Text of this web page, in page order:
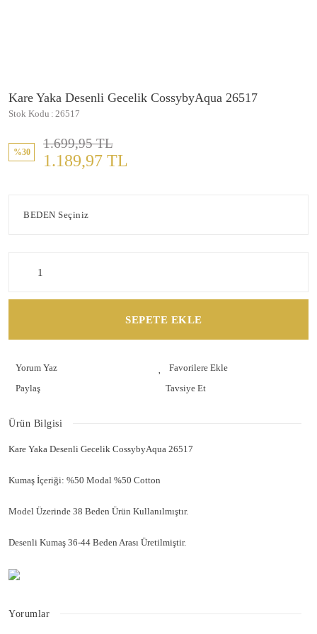
Kare Yaka Desenli Gecelik CossybyAqua 26517
Stok Kodu 26517
%30
1.699,95 TL
1.189,97 TL
SEPETE EKLE
Yorum Yaz
Paylaş
Tavsiye Et
Ürün Bilgisi
Kare Yaka Desenli Gecelik CossybyAqua 26517
Kumaş İçeriği: %50 Modal %50 Cotton
Model Üzerinde 38 Beden Ürün Kullanılmıştır.
Desenli Kumaş 36-44 Beden Arası Üretilmiştir.
Yorumlar